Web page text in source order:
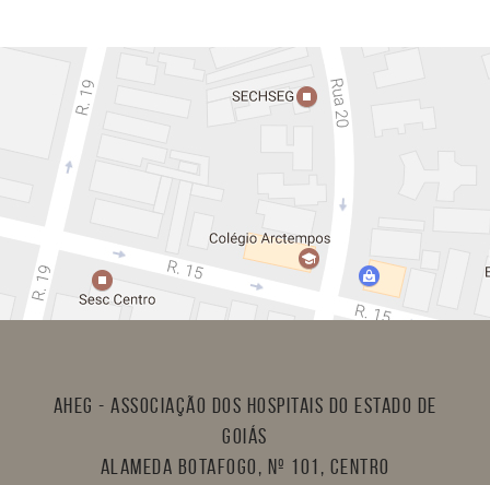
AHEG - Associação dos Hospitais do Estado de
Goiás
Alameda Botafogo, nº 101, Centro